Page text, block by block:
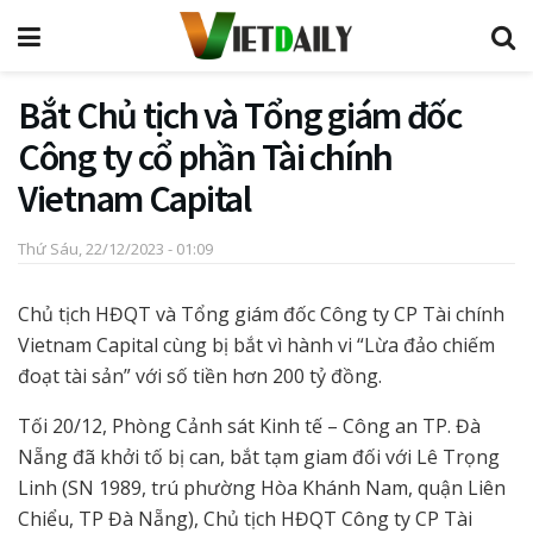
Bắt Chủ tịch và Tổng giám đốc
Công ty cổ phần Tài chính
Vietnam Capital
Thứ Sáu, 22/12/2023 - 01:09
Chủ tịch HĐQT và Tổng giám đốc Công ty CP Tài chính
Vietnam Capital cùng bị bắt vì hành vi “Lừa đảo chiếm
đoạt tài sản” với số tiền hơn 200 tỷ đồng.
Tối 20/12, Phòng Cảnh sát Kinh tế – Công an TP. Đà
Nẵng đã khởi tố bị can, bắt tạm giam đối với Lê Trọng
Linh (SN 1989, trú phường Hòa Khánh Nam, quận Liên
Chiểu, TP Đà Nẵng), Chủ tịch HĐQT Công ty CP Tài